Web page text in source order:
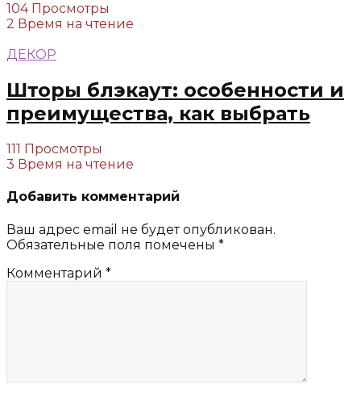
104 Просмотры
2 Время на чтение
ДЕКОР
Шторы блэкаут: особенности и
преимущества, как выбрать
111 Просмотры
3 Время на чтение
Добавить комментарий
Ваш адрес email не будет опубликован.
Обязательные поля помечены *
Комментарий *